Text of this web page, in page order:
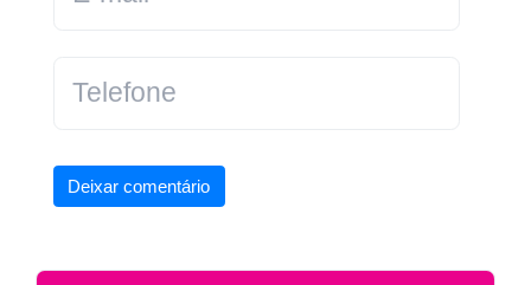
Deixar comentário